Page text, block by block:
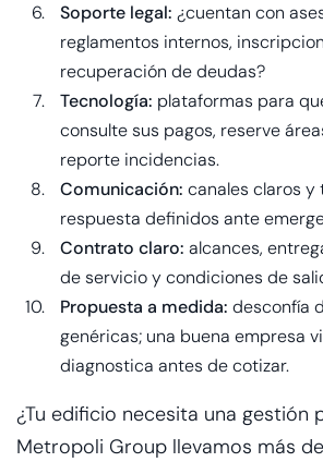
Soporte legal: ¿cuentan con
reglamentos internos,
recuperación de deudas?
Tecnología: plataformas para
consulte sus pagos, reserve
reporte incidencias.
Comunicación: canales claros y
respuesta definidos ante
Contrato claro: alcances,
de servicio y condiciones de
Propuesta a medida: desconfía
genéricas; una buena empresa
diagnostica antes de cotizar.
¿Tu edificio necesita una gestión
Metropoli Group llevamos más